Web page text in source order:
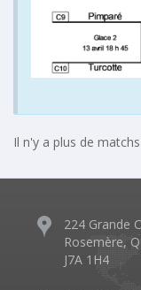
Il n'y a plus de
224 Grande
Rosemère,
J7A 1H4